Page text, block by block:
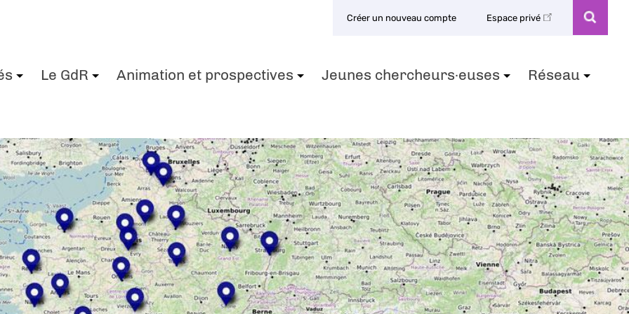
Créer un nouveau compte Espace privé
Le GdR Animation et prospectives Jeunes chercheurs·euses Réseau